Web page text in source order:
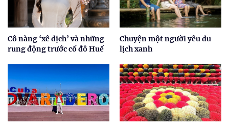
Cô nàng ‘xê dịch’ và những
rung động trước cố đô Huế
Chuyện một người yêu du
lịch xanh